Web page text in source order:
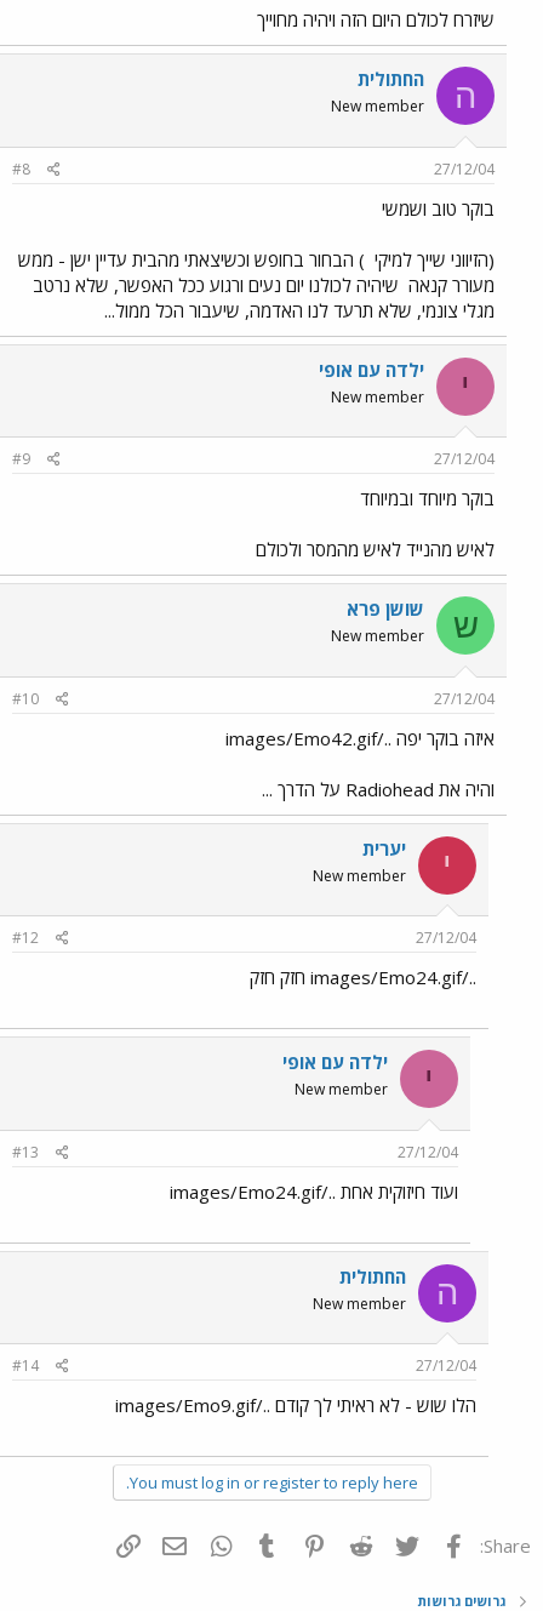
שיזרח לכולם היום הזה ויהיה מחוייך
ה החתולית
New member
27/12/04
#8
בוקר טוב ושמשי
(הזיווני שייך למיקי ) הבחור בחופש וכשיצאתי מהבית עדיין ישן - ממש
מעורר קנאה שיהיה לכולנו יום נעים ורגוע ככל האפשר, שלא נרטב
מגלי צונמי, שלא תרעד לנו האדמה, שיעבור הכל ממול...
י ילדה עם אופי
New member
27/12/04
#9
בוקר מיוחד ובמיוחד
לאיש מהנייד לאיש מהמסר ולכולם
ש שושן פרא
New member
27/12/04
#10
איזה בוקר יפה ../images/Emo42.gif
והיה את Radiohead על הדרך ...
י יערית
New member
27/12/04
#12
../images/Emo24.gif חזק חזק
י ילדה עם אופי
New member
27/12/04
#13
ועוד חיזוקית אחת ../images/Emo24.gif
ה החתולית
New member
27/12/04
#14
הלו שוש - לא ראיתי לך קודם ../images/Emo9.gif
You must log in or register to reply here.
Share: פייסבוק Twitter
Reddit
Pinterest
Tumblr
WhatsAppדואר אלקטרוני
גרושים גרושות